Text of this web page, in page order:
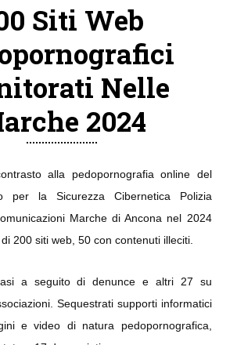
Siti Web
Nelle
2024
alla pedopornografia online del
per la Sicurezza Cibernetica Polizia
Marche di Ancona nel 2024
200 siti web, 50 con contenuti illeciti.
a seguito di denunce e altri 27 su
Sequestrati supporti informatici
e video di natura pedopornografica,